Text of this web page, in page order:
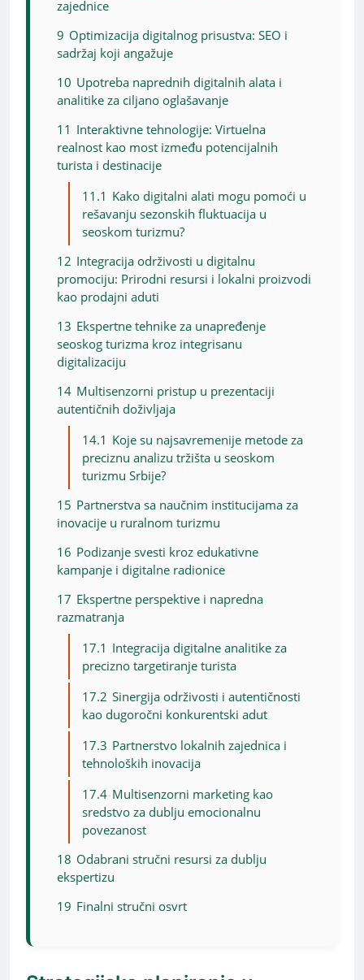
zajednice
9 Optimizacija digitalnog prisustva: SEO i
sadržaj koji angažuje
10 Upotreba naprednih digitalnih alata i
analitike za ciljano oglašavanje
11 Interaktivne tehnologije: Virtuelna
realnost kao most između potencijalnih
turista i destinacije
11.1 Kako digitalni alati mogu pomoći u
rešavanju sezonskih fluktuacija u
seoskom turizmu?
12 Integracija održivosti u digitalnu
promociju: Prirodni resursi i lokalni proizvodi
kao prodajni aduti
13 Ekspertne tehnike za unapređenje
seoskog turizma kroz integrisanu
digitalizaciju
14 Multisenzorni pristup u prezentaciji
autentičnih doživljaja
14.1 Koje su najsavremenije metode za
preciznu analizu tržišta u seoskom
turizmu Srbije?
15 Partnerstva sa naučnim institucijama za
inovacije u ruralnom turizmu
16 Podizanje svesti kroz edukativne
kampanje i digitalne radionice
17 Ekspertne perspektive i napredna
razmatranja
17.1 Integracija digitalne analitike za
precizno targetiranje turista
17.2 Sinergija održivosti i autentičnosti
kao dugoročni konkurentski adut
17.3 Partnerstvo lokalnih zajednica i
tehnoloških inovacija
17.4 Multisenzorni marketing kao
sredstvo za dublju emocionalnu
povezanost
18 Odabrani stručni resursi za dublju
ekspertizu
19 Finalni stručni osvrt